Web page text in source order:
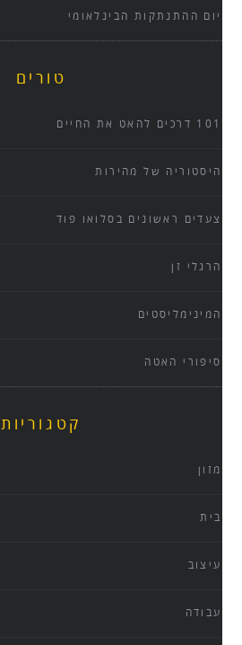
יום ההתנתקות הבינלאומי
טורים
101 דרכים להאט את החיים
היסטוריה של מהירות
צעדים ראשונים בסלואו פוד
הרגלי זן
המינימליסטים
סיפורי האטה
קטגוריות
מזון
בית
עיצוב
עבודה